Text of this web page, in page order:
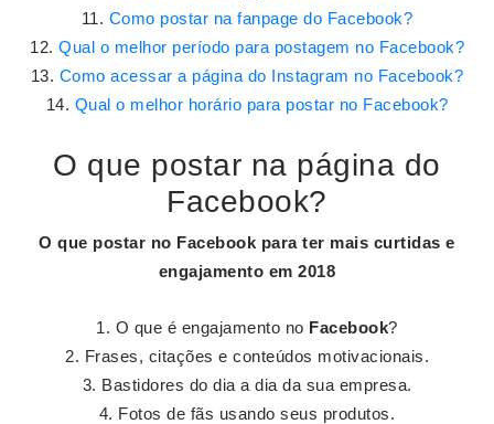
Como postar na fanpage do Facebook?
Qual o melhor período para postagem no Facebook?
Como acessar a página do Instagram no Facebook?
Qual o melhor horário para postar no Facebook?
O que postar na página do
Facebook?
O que postar no Facebook para ter mais curtidas e
engajamento em 2018
O que é engajamento no Facebook?
Frases, citações e conteúdos motivacionais.
Bastidores do dia a dia da sua empresa.
Fotos de fãs usando seus produtos.